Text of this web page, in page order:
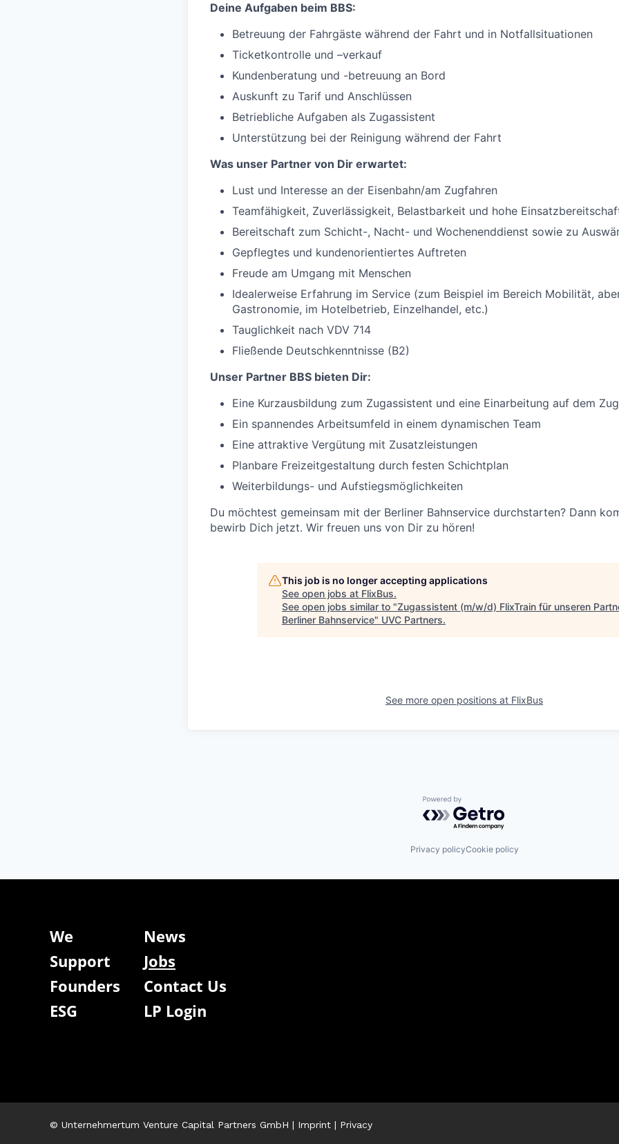
Deine Aufgaben beim BBS:
Betreuung der Fahrgäste während der Fahrt und in Notfallsituationen
Ticketkontrolle und –verkauf
Kundenberatung und -betreuung an Bord
Auskunft zu Tarif und Anschlüssen
Betriebliche Aufgaben als Zugassistent
Unterstützung bei der Reinigung während der Fahrt
Was unser Partner von Dir erwartet:
Lust und Interesse an der Eisenbahn/am Zugfahren
Teamfähigkeit, Zuverlässigkeit, Belastbarkeit und hohe
Bereitschaft zum Schicht-, Nacht- und Wochenenddienst sowie zu
Gepflegtes und kundenorientiertes Auftreten
Freude am Umgang mit Menschen
Idealerweise Erfahrung im Service (zum Beispiel im Bereich Mobilität,
Gastronomie, im Hotelbetrieb, Einzelhandel, etc.)
Tauglichkeit nach VDV 714
Fließende Deutschkenntnisse (B2)
Unser Partner BBS bieten Dir:
Eine Kurzausbildung zum Zugassistent und eine Einarbeitung auf dem Zug
Ein spannendes Arbeitsumfeld in einem dynamischen Team
Eine attraktive Vergütung mit Zusatzleistungen
Planbare Freizeitgestaltung durch festen Schichtplan
Weiterbildungs- und Aufstiegsmöglichkeiten
Du möchtest gemeinsam mit der Berliner Bahnservice durchstarten? Dann
bewirb Dich jetzt. Wir freuen uns von Dir zu hören!
This job is no longer accepting applications
See open jobs at FlixBus.
See open jobs similar to "Zugassistent (m/w/d) FlixTrain für unseren
Berliner Bahnservice" UVC Partners.
See more open positions at FlixBus
Powered by Getro.com
Privacy policyCookie policy
We
News
Support
Jobs
Founders
Contact Us
ESG
LP Login
© Unternehmertum Venture Capital Partners GmbH | Imprint | Privacy